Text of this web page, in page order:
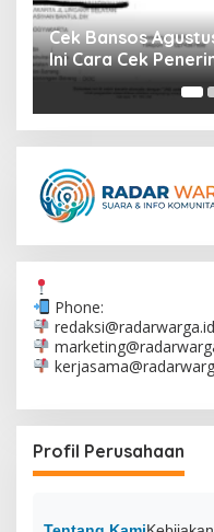
Aksi Demo
Hoaks
Phone:
redaksi@radarwarga.id
Profil Perusahaan